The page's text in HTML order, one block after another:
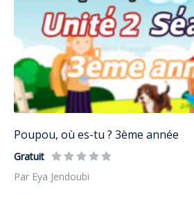
Poupou, où es-tu ? 3ème année
Gratuit
Par Eya Jendoubi